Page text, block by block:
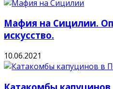
Мафия на Сицилии.
искусство.
10.06.2021